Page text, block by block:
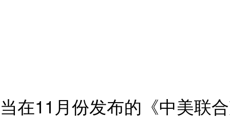
当在11月份发布的《中美联